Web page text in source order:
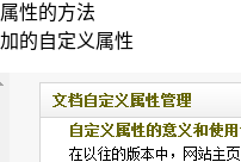
性的方法
的自定义属性